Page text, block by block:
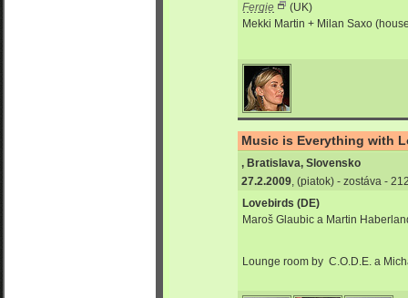
Fergie
(UK)
Mekki Martin + Milan Saxo
Music is Everything with
, Bratislava, Slovensko
27.2.2009, (piatok) - zostáva -
Lovebirds (DE)
Maroš Glaubic a Martin
Lounge room by C.O.D.E. a